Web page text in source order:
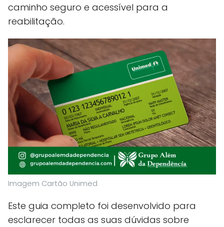
caminho seguro e acessível para a
reabilitação.
Imagem Cartão Unimed
Este guia completo foi desenvolvido para
esclarecer todas as suas dúvidas sobre